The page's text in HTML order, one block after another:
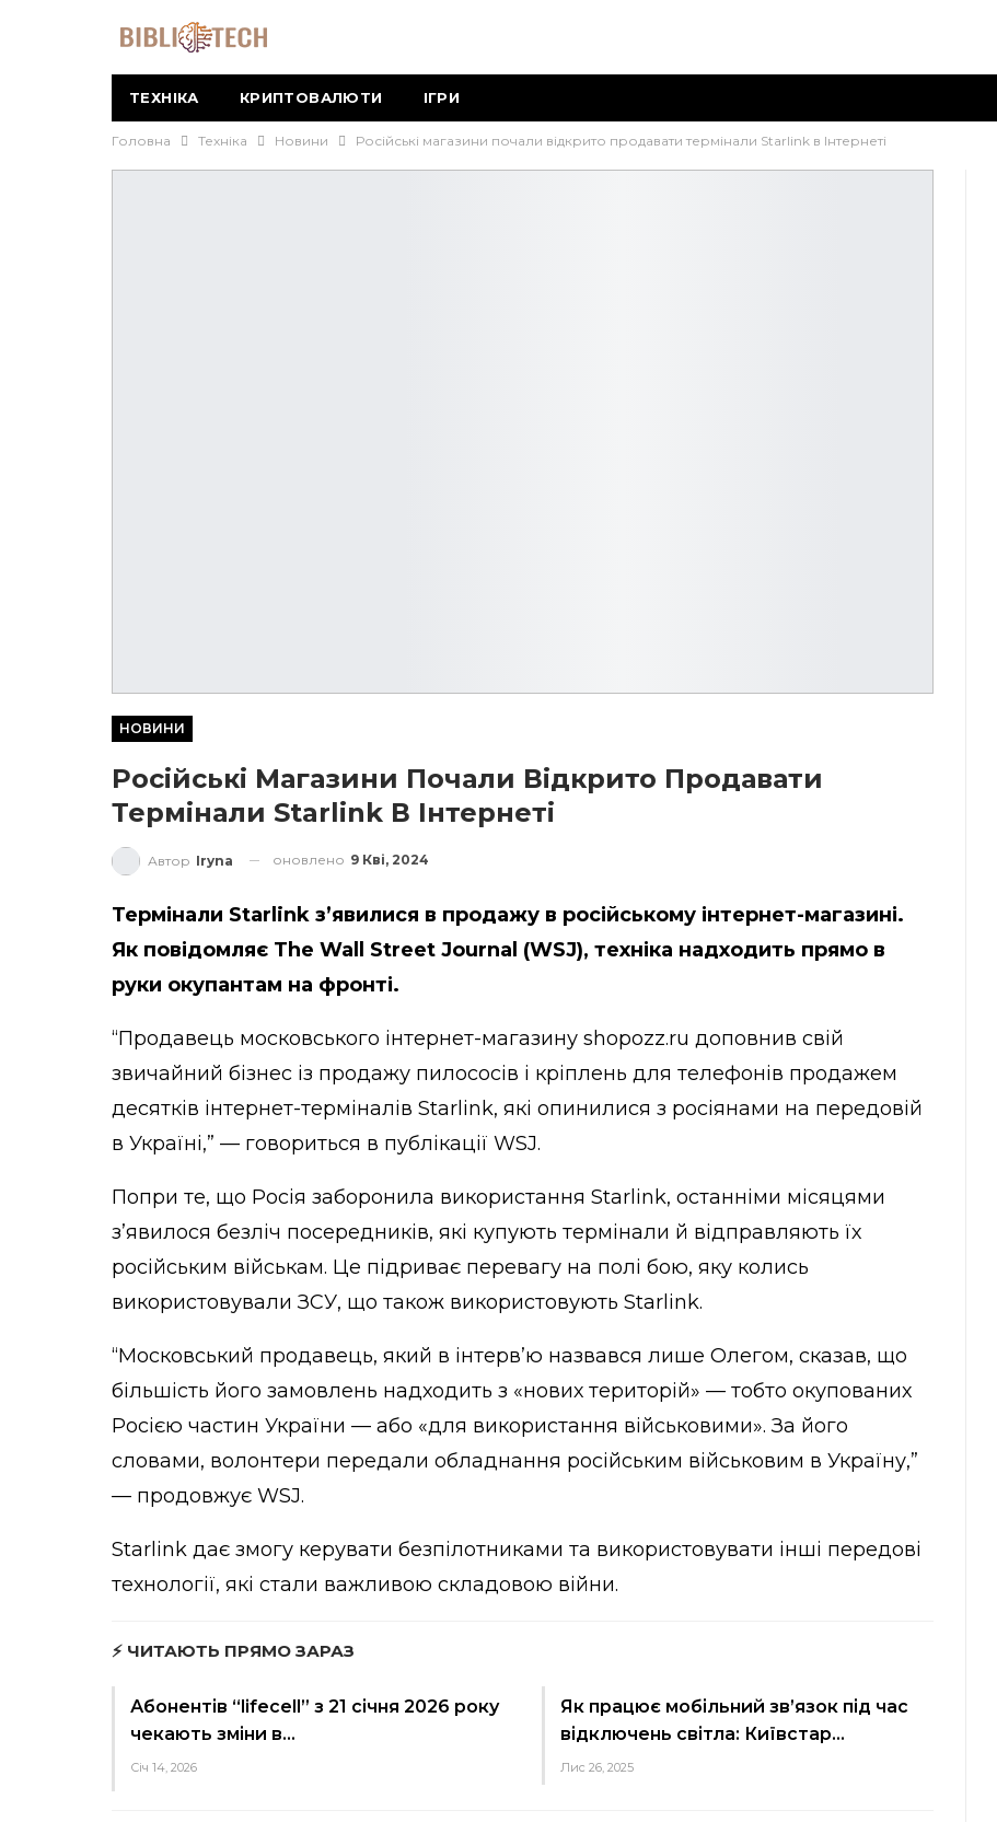
ТЕХНІКА КРИПТОВАЛЮТИ ІГРИ
Головна Техніка Новини Російські магазини почали відкрито продавати термінали Starlink в Інтернеті
НОВИНИ
Російські Магазини Почали Відкрито Продавати
Термінали Starlink В Інтернеті
Автор Iryna оновлено 9 Кві, 2024
Термінали Starlink з’явилися в продажу в російському інтернет-магазині.
Як повідомляє The Wall Street Journal (WSJ), техніка надходить прямо в
руки окупантам на фронті.
“Продавець московського інтернет-магазину shopozz.ru доповнив свій
звичайний бізнес із продажу пилососів і кріплень для телефонів продажем
десятків інтернет-терміналів Starlink, які опинилися з росіянами на передовій
в Україні,” — говориться в публікації WSJ.
Попри те, що Росія заборонила використання Starlink, останніми місяцями
з’явилося безліч посередників, які купують термінали й відправляють їх
російським військам. Це підриває перевагу на полі бою, яку колись
використовували ЗСУ, що також використовують Starlink.
“Московський продавець, який в інтерв’ю назвався лише Олегом, сказав, що
більшість його замовлень надходить з «нових територій» — тобто окупованих
Росією частин України — або «для використання військовими». За його
словами, волонтери передали обладнання російським військовим в Україну,”
— продовжує WSJ.
Starlink дає змогу керувати безпілотниками та використовувати інші передові
технології, які стали важливою складовою війни.
⚡ ЧИТАЮТЬ ПРЯМО ЗАРАЗ
Абонентів “lifecell” з 21 січня 2026 року
чекають зміни в…
Січ 14, 2026
Як працює мобільний зв’язок під час
відключень світла: Київстар…
Лис 26, 2025